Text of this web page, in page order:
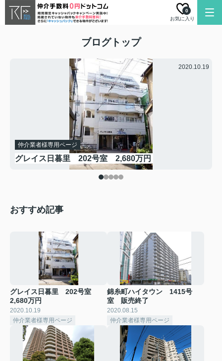
お気に入り
0
ブログトップ
2020.10.19
仲介業者様専用ページ
グレイス日暮里 202号室 2,680万円
おすすめ記事
グレイス日暮里 202号室
2,680万円
2020.10.19
仲介業者様専用ページ
錦糸町ハイタウン 1415号
室 販売終了
2020.08.15
仲介業者様専用ページ